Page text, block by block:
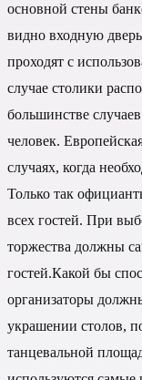
основной стены
видно входную
проходят с
случае столики
большинстве
человек.
случаях, когда
Только так
всех гостей. При
торжества должны
гостей.Какой бы
организаторы
украшении столов,
танцевальной